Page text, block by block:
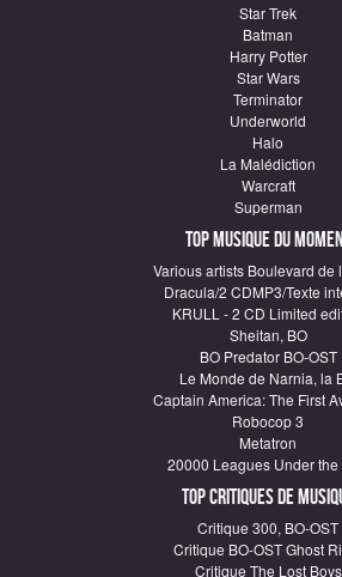
Star Trek
Batman
Harry Potter
Star Wars
Terminator
Underworld
Halo
La Malédiction
Warcraft
Superman
Top Musique du
Various artists Boulevard de
Dracula/2 CDMP3/Texte
KRULL - 2 CD Limited
Sheitan, BO
BO Predator BO-OST
Le Monde de Narnia, la
Captain America: The First
Robocop 3
Metatron
20000 Leagues Under the
Top critiques de
Critique 300, BO-OST
Critique BO-OST Ghost
Critique The Lost Boys